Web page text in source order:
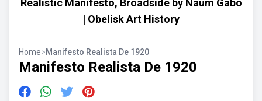
Realistic Manifesto, Broadside by Naum Gabo
| Obelisk Art History
Home>Manifesto Realista De 1920
Manifesto Realista De 1920